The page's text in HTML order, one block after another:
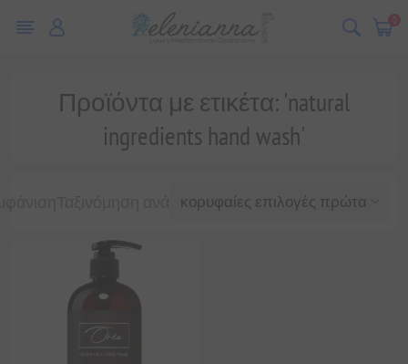
0
Προϊόντα με ετικέτα: 'natural
ingredients hand wash'